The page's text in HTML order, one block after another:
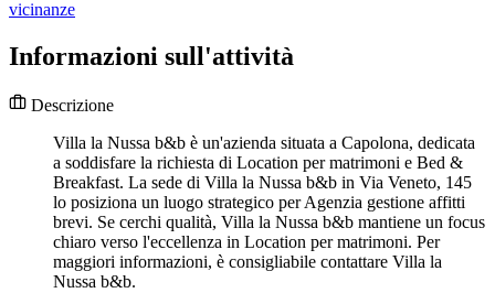
vicinanze
Informazioni sull'attività
Descrizione
Villa la Nussa b&b è un'azienda situata a Capolona, dedicata
a soddisfare la richiesta di Location per matrimoni e Bed &
Breakfast. La sede di Villa la Nussa b&b in Via Veneto, 145
lo posiziona un luogo strategico per Agenzia gestione affitti
brevi. Se cerchi qualità, Villa la Nussa b&b mantiene un focus
chiaro verso l'eccellenza in Location per matrimoni. Per
maggiori informazioni, è consigliabile contattare Villa la
Nussa b&b.